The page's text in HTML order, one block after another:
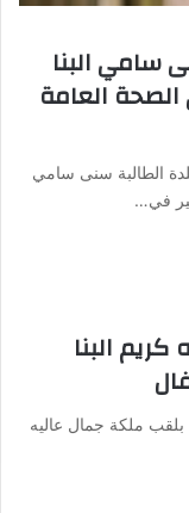
سامي البنا
العامة
الطالبة سنى سامي
في…
البنا
بلقب ملكة جمال عاليه